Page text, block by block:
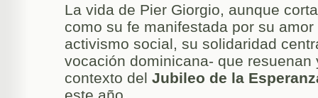
La vida de Pier Giorgio, aunque
como su fe manifestada por su
activismo social, su solidaridad
vocación dominicana- que
contexto del Jubileo de la
este año.